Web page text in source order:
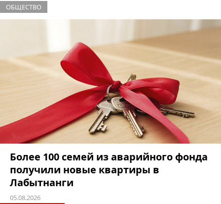
ОБЩЕСТВО
Более 100 семей из аварийного фонда
получили новые квартиры в
Лабытнанги
05.08.2026